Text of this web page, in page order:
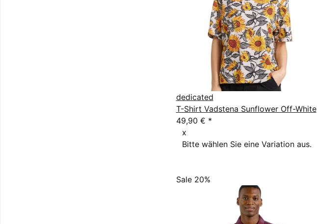
dedicated
T-Shirt Vadstena Sunflower Off-White
49,90 € *
x
Bitte wählen Sie eine Variation aus.
Sale 20%